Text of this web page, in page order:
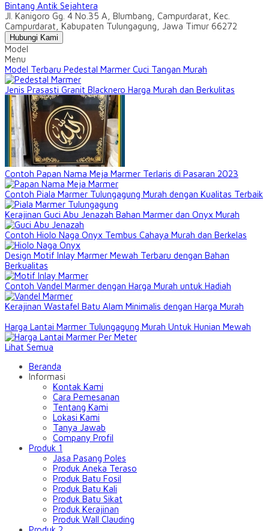
Bintang Antik Sejahtera
Jl. Kanigoro Gg. 4 No.35 A, Blumbang, Campurdarat, Kec.
Campurdarat, Kabupaten Tulungagung, Jawa Timur 66272
Hubungi Kami
Model
Menu
Model Terbaru Pedestal Marmer Cuci Tangan Murah
Jenis Prasasti Granit Blacknero Harga Murah dan Berkulitas
Contoh Papan Nama Meja Marmer Terlaris di Pasaran 2023
Contoh Piala Marmer Tulungagung Murah dengan Kualitas Terbaik
Kerajinan Guci Abu Jenazah Bahan Marmer dan Onyx Murah
Contoh Hiolo Naga Onyx Tembus Cahaya Murah dan Berkelas
Design Motif Inlay Marmer Mewah Terbaru dengan Bahan
Berkualitas
Contoh Vandel Marmer dengan Harga Murah untuk Hadiah
Kerajinan Wastafel Batu Alam Minimalis dengan Harga Murah
Harga Lantai Marmer Tulungagung Murah Untuk Hunian Mewah
Lihat Semua
Beranda
Informasi
Kontak Kami
Cara Pemesanan
Tentang Kami
Lokasi Kami
Tanya Jawab
Company Profil
Produk 1
Jasa Pasang Poles
Produk Aneka Teraso
Produk Batu Fosil
Produk Batu Kali
Produk Batu Sikat
Produk Kerajinan
Produk Wall Clauding